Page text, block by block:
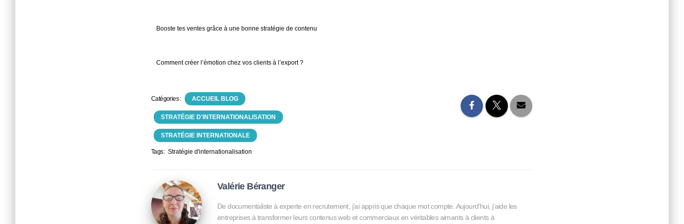
Booste tes ventes grâce à une bonne stratégie de contenu
Comment créer l’émotion chez vos clients à l’export ?
Catégories : ACCUEIL BLOG
STRATÉGIE D'INTERNATIONALISATION
STRATÉGIE INTERNATIONALE
Tags: Stratégie d'internationalisation
Valérie Béranger
De documentaliste à experte en recrutement, j’ai appris que chaque mot compte. Aujourd’hui, j’aide les
entreprises à transformer leurs contenus web et commerciaux en véritables aimants à clients à